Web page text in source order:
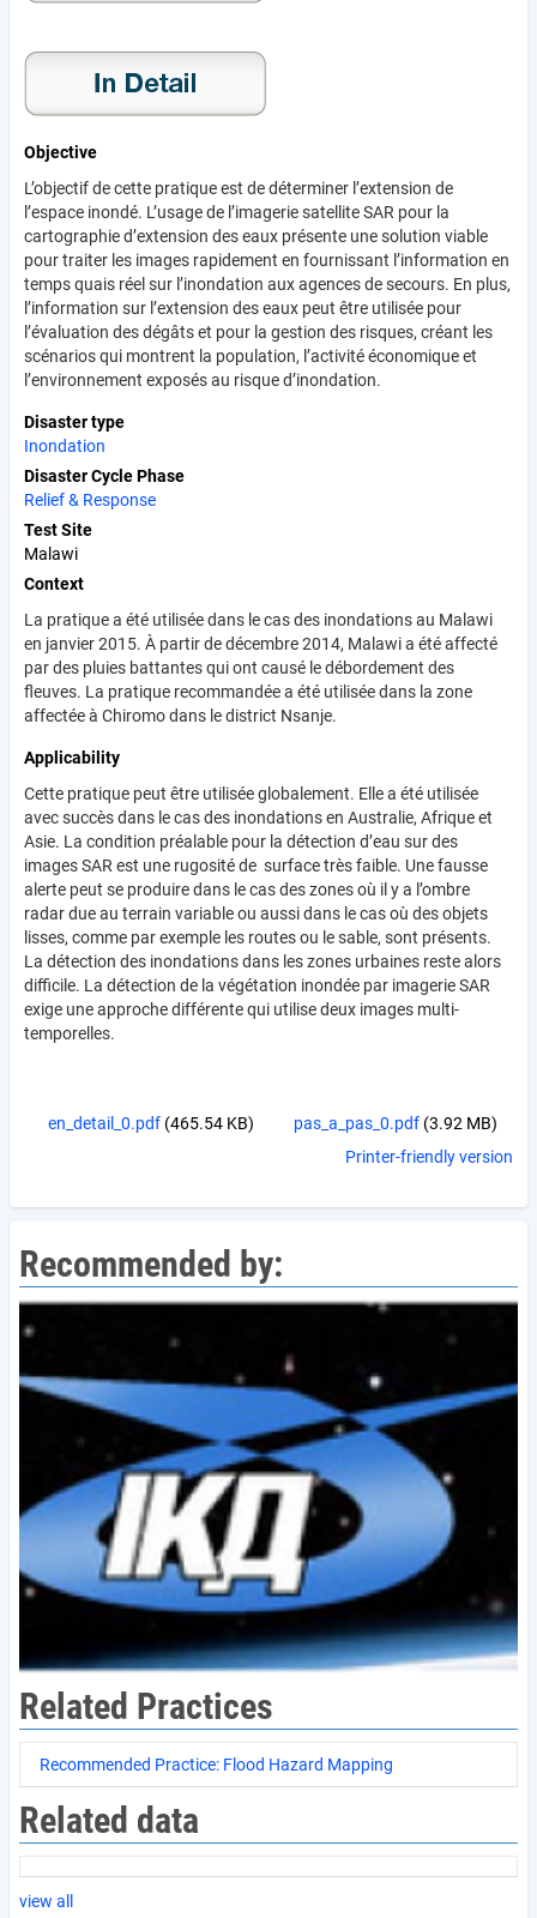
Objective
L’objectif de cette pratique est de déterminer l’extension de
l’espace inondé. L’usage de l’imagerie satellite SAR pour la
cartographie d’extension des eaux présente une solution viable
pour traiter les images rapidement en fournissant l’information en
temps quais réel sur l’inondation aux agences de secours. En plus,
l’information sur l’extension des eaux peut être utilisée pour
l’évaluation des dégâts et pour la gestion des risques, créant les
scénarios qui montrent la population, l’activité économique et
l’environnement exposés au risque d’inondation.
Disaster type
Inondation
Disaster Cycle Phase
Relief & Response
Test Site
Malawi
Context
La pratique a été utilisée dans le cas des inondations au Malawi
en janvier 2015. À partir de décembre 2014, Malawi a été affecté
par des pluies battantes qui ont causé le débordement des
fleuves. La pratique recommandée a été utilisée dans la zone
affectée à Chiromo dans le district Nsanje.
Applicability
Cette pratique peut être utilisée globalement. Elle a été utilisée
avec succès dans le cas des inondations en Australie, Afrique et
Asie. La condition préalable pour la détection d’eau sur des
images SAR est une rugosité de surface très faible. Une fausse
alerte peut se produire dans le cas des zones où il y a l’ombre
radar due au terrain variable ou aussi dans le cas où des objets
lisses, comme par exemple les routes ou le sable, sont présents.
La détection des inondations dans les zones urbaines reste alors
difficile. La détection de la végétation inondée par imagerie SAR
exige une approche différente qui utilise deux images multi-
temporelles.
en_detail_0.pdf (465.54 KB) pas_a_pas_0.pdf (3.92 MB)
Printer-friendly version
Recommended by:
Related Practices
Recommended Practice: Flood Hazard Mapping
Related data
view all